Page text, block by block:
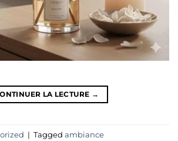
LA LECTURE →
| Tagged ambiance